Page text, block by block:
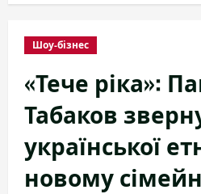
Шоу-бізнес
«Тече ріка»:
Табаков
української
новому